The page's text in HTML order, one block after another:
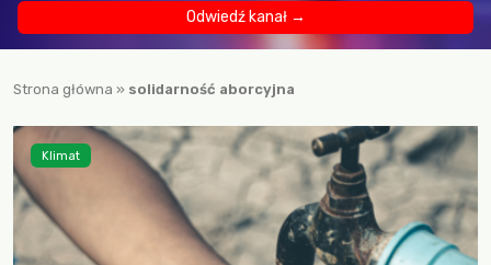
Odwiedź kanał →
Strona główna » solidarność aborcyjna
Klimat